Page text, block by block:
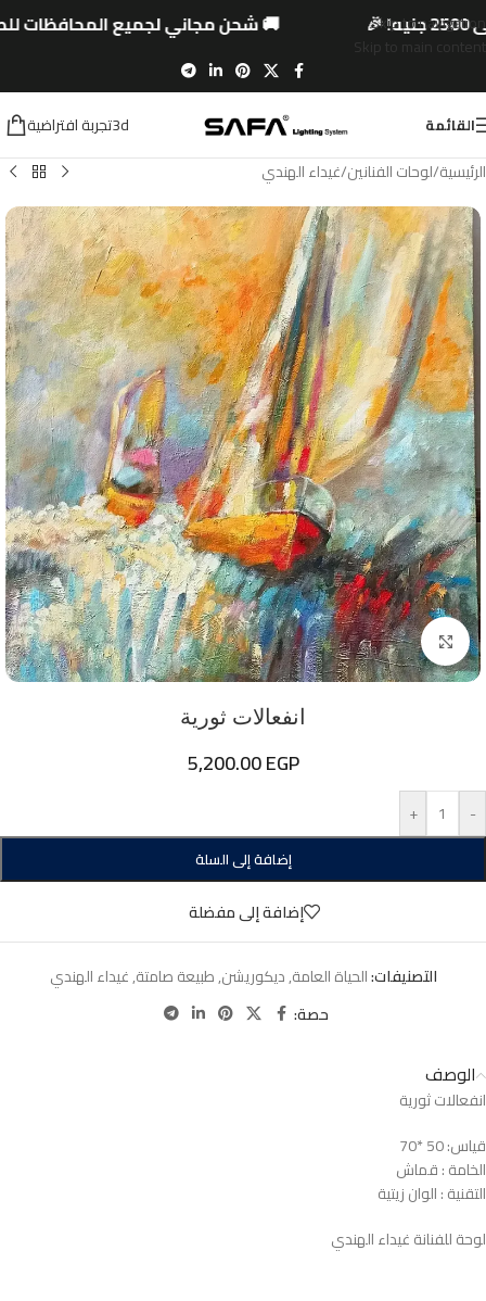
🚚 شحن مجاني لجميع المحافظات 🎉
Skip to navigation
Skip to main content
القائمة
3dتجربة افتراضية
الرئيسية/لوحات الفنانين/غيداء الهندي
اضغط للتكبير
انفعالات ثورية
5,200.00EGP
-
+
إضافة إلى السلة
إضافة إلى مفضلة
التصنيفات:الحياة العامة,ديكوريشن,طبيعة صامتة,غيداء الهندي
حصة:
الوصف
انفعالات ثورية
قياس: 50 *70
الخامة : قماش
التقنية : الوان زيتية
لوحة للفنانة غيداء الهندي